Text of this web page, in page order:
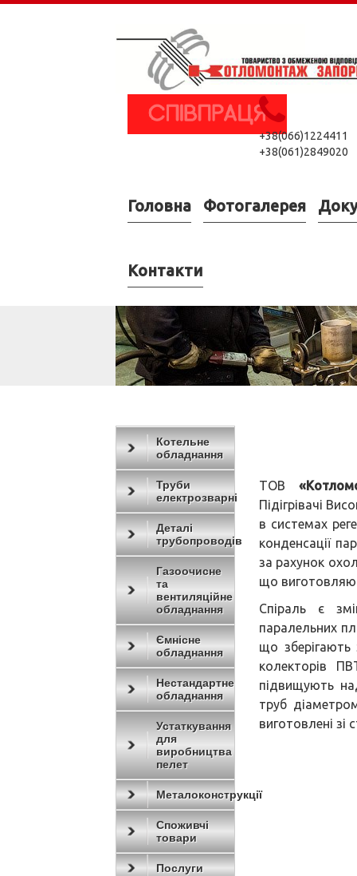
+38(066)1224411
+38(061)2849020
Головна Фотогалерея
Контакти
Котельне
обладнання
Труби
електрозварні
Деталі
трубопроводів
Газоочисне
та
вентиляційне
обладнання
Ємнісне
обладнання
Нестандартне
обладнання
Устаткування
для
виробництва
пелет
Металоконструкції
Споживчі
товари
Послуги
ТОВ
Підігрівачі
в системах
конденсації
за рахунок
що
Спіраль є
паралельних
що зберігають
колекторів
підвищують
труб
виготовлені зі